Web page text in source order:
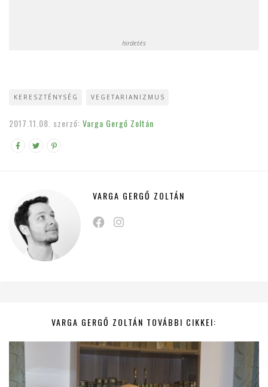
hirdetés
KERESZTÉNYSÉG VEGETARIANIZMUS
2017.11.08. szerző: Varga Gergő Zoltán
VARGA GERGŐ ZOLTÁN
VARGA GERGŐ ZOLTÁN TOVÁBBI CIKKEI: